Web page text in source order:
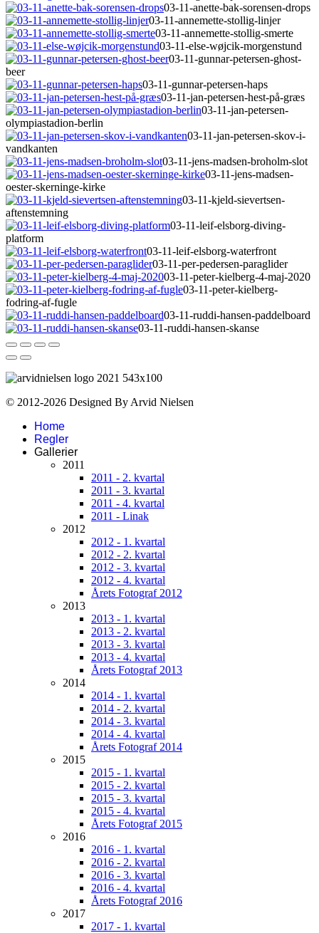
03-11-anette-bak-sorensen-drops
03-11-annemette-stollig-linjer
03-11-annemette-stollig-smerte
03-11-else-wøjcik-morgenstund
03-11-gunnar-petersen-ghost-
beer
03-11-gunnar-petersen-haps
03-11-jan-petersen-hest-på-græs
03-11-jan-petersen-
olympiastadion-berlin
03-11-jan-petersen-skov-i-
vandkanten
03-11-jens-madsen-broholm-slot
03-11-jens-madsen-
oester-skerninge-kirke
03-11-kjeld-sievertsen-
aftenstemning
03-11-leif-elsborg-diving-
platform
03-11-leif-elsborg-waterfront
03-11-per-pedersen-paraglider
03-11-peter-kielberg-4-maj-2020
03-11-peter-kielberg-
fodring-af-fugle
03-11-ruddi-hansen-paddelboard
03-11-ruddi-hansen-skanse
© 2012-2026 Designed By Arvid Nielsen
Home
Regler
Gallerier
2011
2011 - 2. kvartal
2011 - 3. kvartal
2011 - 4. kvartal
2011 - Linak
2012
2012 - 1. kvartal
2012 - 2. kvartal
2012 - 3. kvartal
2012 - 4. kvartal
Årets Fotograf 2012
2013
2013 - 1. kvartal
2013 - 2. kvartal
2013 - 3. kvartal
2013 - 4. kvartal
Årets Fotograf 2013
2014
2014 - 1. kvartal
2014 - 2. kvartal
2014 - 3. kvartal
2014 - 4. kvartal
Årets Fotograf 2014
2015
2015 - 1. kvartal
2015 - 2. kvartal
2015 - 3. kvartal
2015 - 4. kvartal
Årets Fotograf 2015
2016
2016 - 1. kvartal
2016 - 2. kvartal
2016 - 3. kvartal
2016 - 4. kvartal
Årets Fotograf 2016
2017
2017 - 1. kvartal